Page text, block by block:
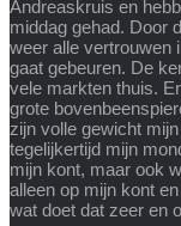
Andreaskruis en
middag gehad. Door
weer alle vertrouwen
gaat gebeuren. De
vele markten thuis.
grote
zijn volle gewicht
tegelijkertijd mijn
mijn kont, maar ook
alleen op mijn kont
wat doet dat zeer en